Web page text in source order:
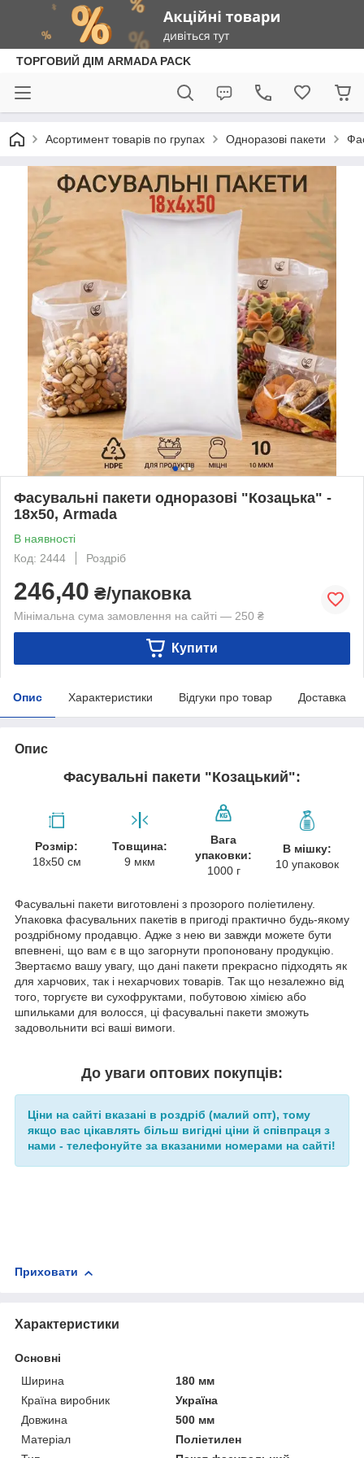
ТОРГОВИЙ ДІМ ARMADA PACK
Асортимент товарів по групах Одноразові пакети
Фасувальні пакети одноразові "Козацька" -
18х50, Armada
В наявності
Код: 2444
Роздріб
246,40 ₴/упаковка
Мінімальна сума замовлення на сайті — 250 ₴
Купити
Опис Характеристики Відгуки про товар Доставка
Опис
Фасувальні пакети "Козацький":
Розмір:
18х50 см
Товщина:
9 мкм
Вага
упаковки:
1000 г
В мішку:
10 упаковок
Фасувальні пакети виготовлені з прозорого поліетилену.
Упаковка фасувальних пакетів в пригоді практично будь-якому
роздрібному продавцю. Адже з нею ви завжди можете бути
впевнені, що вам є в що загорнути пропоновану продукцію.
Звертаємо вашу увагу, що дані пакети прекрасно підходять як
для харчових, так і нехарчових товарів. Так що незалежно від
того, торгуєте ви сухофруктами, побутовою хімією або
шпильками для волосся, ці фасувальні пакети зможуть
задовольнити всі ваші вимоги.
До уваги оптових покупців:
Ціни на сайті вказані в роздріб (малий опт), тому
якщо вас цікавлять більш вигідні ціни й співпраця з
нами - телефонуйте за вказаними номерами на сайті!
Приховати
Характеристики
Основні
Ширина
180 мм
Країна виробник
Україна
Довжина
500 мм
Матеріал
Поліетилен